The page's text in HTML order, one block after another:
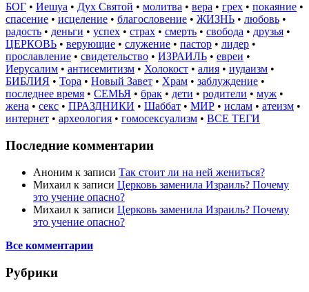
БОГ • Иешуа • Дух Святой • молитва • вера • грех • покаяние •
спасение • исцеление • благословение • ЖИЗНЬ • любовь •
радость • деньги • успех • страх • смерть • свобода • друзья •
ЦЕРКОВЬ • верующие • служение • пастор • лидер •
прославление • свидетельство • ИЗРАИЛЬ • евреи •
Иерусалим • антисемитизм • Холокост • алия • иудаизм •
БИБЛИЯ • Тора • Новый Завет • Храм • заблуждение •
последнее время • СЕМЬЯ • брак • дети • родители • муж •
жена • секс • ПРАЗДНИКИ • Шаббат • МИР • ислам • атеизм •
интернет • археология • гомосексуализм • ВСЕ ТЕГИ
Последние комментарии
Аноним к записи Так стоит ли на ней жениться?
Михаил к записи Церковь заменила Израиль? Почему
это учение опасно?
Михаил к записи Церковь заменила Израиль? Почему
это учение опасно?
Все комментарии
Рубрики